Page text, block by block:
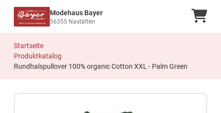
Modehaus Bayer
56355 Nastätten
Startseite
Produktkatalog
Rundhalspullover 100% organic Cotton XXL - Palm Green